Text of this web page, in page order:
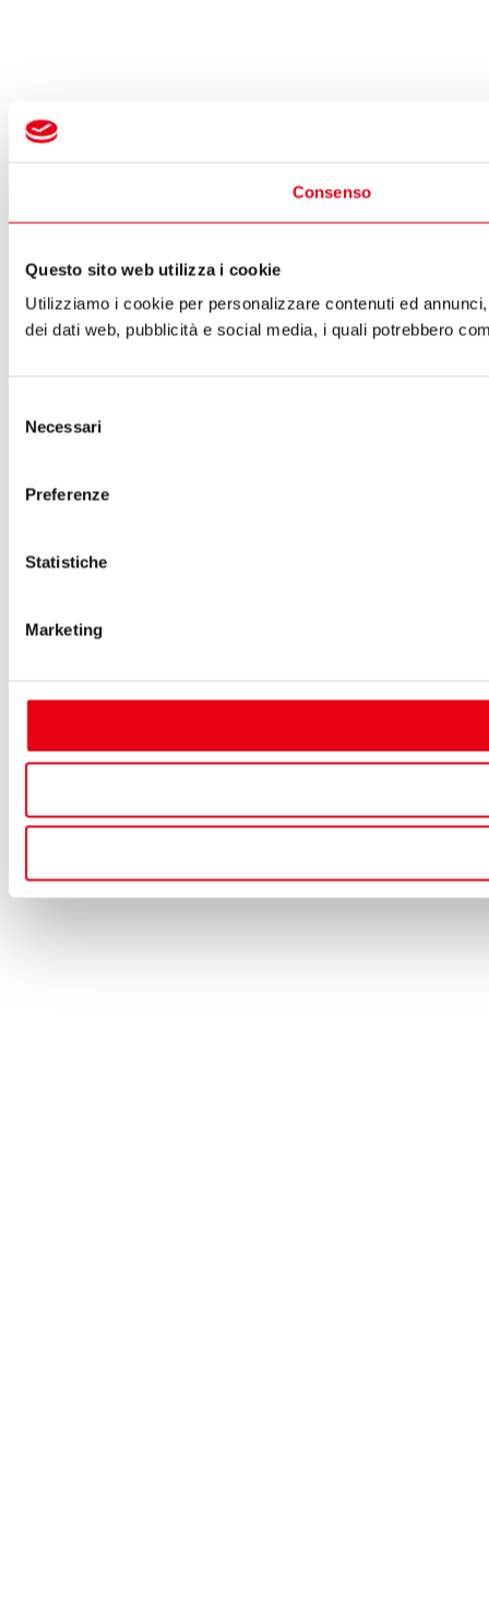
Consenso
Questo sito web utilizza i cookie
Utilizziamo i cookie per personalizzare contenuti ed
dei dati web, pubblicità e social media, i quali potrebbero
delNecessari
Preferenze
Statistiche
Marketing